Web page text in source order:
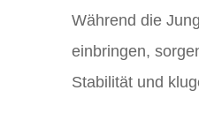
Während die
einbringen,
Stabilität und